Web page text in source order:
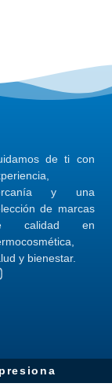
de ti con
y una
de marcas
calidad en
y bienestar.